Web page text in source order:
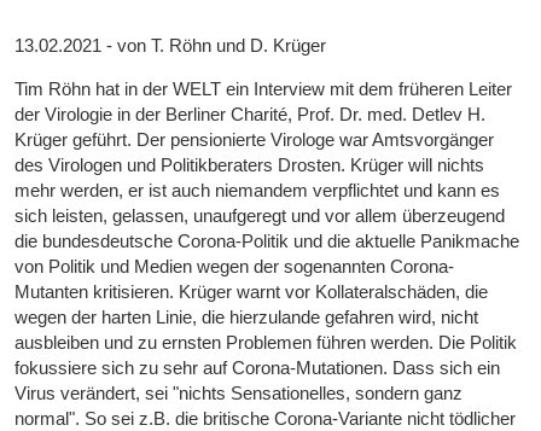
13.02.2021 - von T. Röhn und D. Krüger
Tim Röhn hat in der WELT ein Interview mit dem früheren Leiter
der Virologie in der Berliner Charité, Prof. Dr. med. Detlev H.
Krüger geführt. Der pensionierte Virologe war Amtsvorgänger
des Virologen und Politikberaters Drosten. Krüger will nichts
mehr werden, er ist auch niemandem verpflichtet und kann es
sich leisten, gelassen, unaufgeregt und vor allem überzeugend
die bundesdeutsche Corona-Politik und die aktuelle Panikmache
von Politik und Medien wegen der sogenannten Corona-
Mutanten kritisieren. Krüger warnt vor Kollateralschäden, die
wegen der harten Linie, die hierzulande gefahren wird, nicht
ausbleiben und zu ernsten Problemen führen werden. Die Politik
fokussiere sich zu sehr auf Corona-Mutationen. Dass sich ein
Virus verändert, sei "nichts Sensationelles, sondern ganz
normal". So sei z.B. die britische Corona-Variante nicht tödlicher